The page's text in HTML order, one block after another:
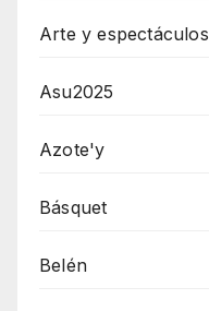
Arte y espectáculos
Asu2025
Azote'y
Básquet
Belén